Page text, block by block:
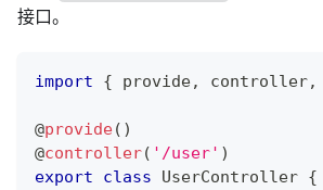
接口。
import { provide, controller,
@provide( )
@controller( '/user' )
export
class UserController {